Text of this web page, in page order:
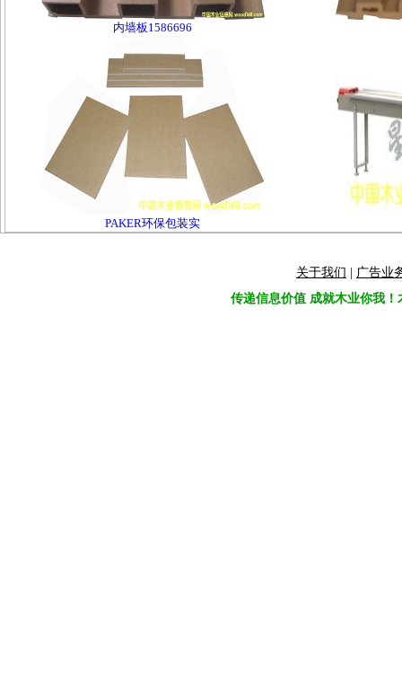
内墙板1586696
PAKER环保包装实
关于我们
广告业
传递信息价值 成就木业你我